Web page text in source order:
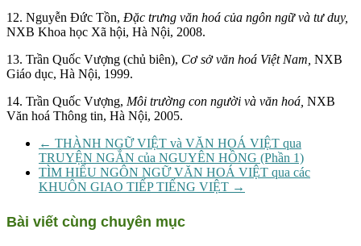
12. Nguyễn Đức Tồn, Đặc trưng văn hoá của ngôn ngữ và tư duy,
NXB Khoa học Xã hội, Hà Nội, 2008.
13. Trần Quốc Vượng (chủ biên), Cơ sở văn hoá Việt Nam, NXB
Giáo dục, Hà Nội, 1999.
14. Trần Quốc Vượng, Môi trường con người và văn hoá, NXB
Văn hoá Thông tin, Hà Nội, 2005.
← THÀNH NGỮ VIỆT và VĂN HOÁ VIỆT qua
TRUYỆN NGẮN của NGUYÊN HỒNG (Phần 1)
TÌM HIỂU NGÔN NGỮ VĂN HOÁ VIỆT qua các
KHUÔN GIAO TIẾP TIẾNG VIỆT →
Bài viết cùng chuyên mục